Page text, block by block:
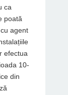
ca
poată
agent
efectua
10-
din